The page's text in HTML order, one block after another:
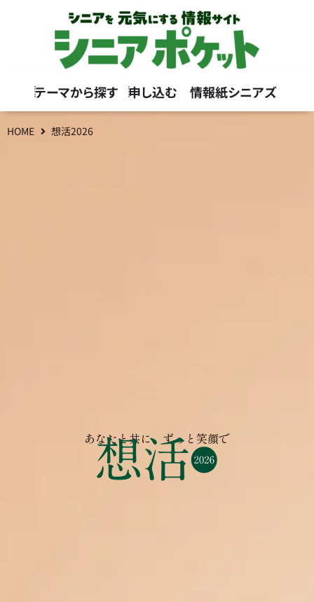
テーマから探す 申し込む 情報紙シニアズ
HOME 想活2026
あなたと共に、ずっと笑顔で